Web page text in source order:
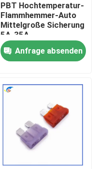
PBT Hochtemperatur-
Flammhemmer-Auto
Mittelgroße Sicherung
5A-35A
Umweltfreundlich
Hochtemperatur-
Widerstandsfähiges
Anfrage absenden